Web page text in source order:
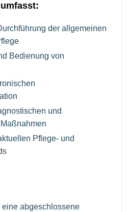
der allgemeinen
Bedienung von
und
Pflege- und
eine abgeschlossene